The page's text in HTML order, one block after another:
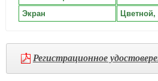
Экран
Регистрационное